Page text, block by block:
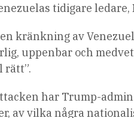
tidigare ledare,
kränkning av
uppenbar och
rätt”.
har Trump-
av vilka några